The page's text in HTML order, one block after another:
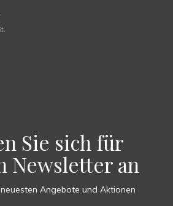
Sie sich für
Newsletter an
Angebote und Aktionen